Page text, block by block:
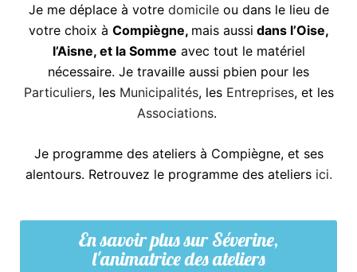
Je me déplace à votre domicileou dans le lieu de
votre choix à Compiègne, mais aussi dans l’Oise,
l’Aisne, et la Somme avec tout le matériel
nécessaire. Je travaille aussi pbien pour les
Particuliers, les Municipalités, les Entreprises, et les
Associations.
Je programme des ateliers à Compiègne, et ses
alentours. Retrouvez le programme des ateliers ici.
En savoir plus sur Séverine,
l'animatrice des ateliers